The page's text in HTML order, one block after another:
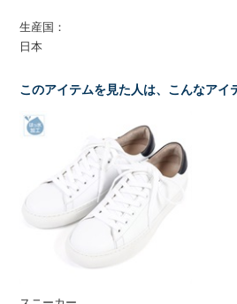
生産国：
日本
このアイテムを見た人は、こんなアイ